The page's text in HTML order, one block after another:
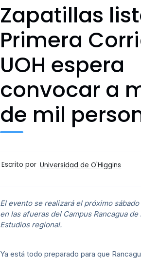
Zapatillas
Primera
UOH espera
convocar a
de mil
Escrito por Universidad de O'Higgins
El evento se realizará el próximo
en las afueras del Campus Rancagua de
Estudios regional.
Ya está todo preparado para que